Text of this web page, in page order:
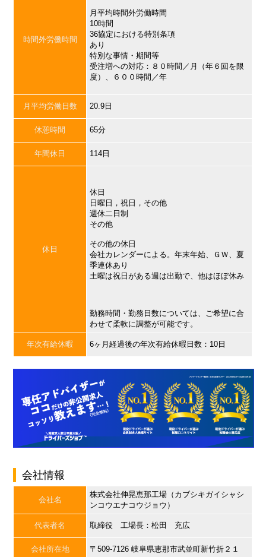
時間外労働時間
月平均時間外労働時間
10時間
36協定における特別条項
あり
特別な事情・期間等
受注増への対応：８０時間／月（年６回を限
度）、６００時間／年
月平均労働日数 20.9日
休憩時間 65分
年間休日 114日
休日
休日
日曜日，祝日，その他
週休二日制
その他
その他の休日
会社カレンダーによる。年末年始、ＧＷ、夏
季連休あり
土曜は祝日がある週は出勤で、他はほぼ休み
勤務時間・勤務日数については、ご希望に合
わせて柔軟に調整が可能です。
年次有給休暇 6ヶ月経過後の年次有給休暇日数：10日
会社情報
会社名
株式会社伸晃恵那工場（カブシキガイシャシ
ンコウエナコウジョウ）
代表者名 取締役 工場長：松田 充広
会社所在地 〒509-7126 岐阜県恵那市武並町新竹折２１